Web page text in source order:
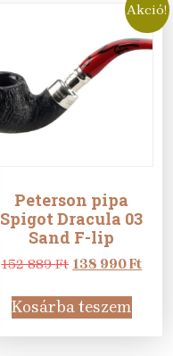
Akció!
Peterson pipa
Spigot Dracula 03
Sand F-lip
152 889Ft Original
was:
152
889 Ft.
138 990Ft
990
Kosárba teszem